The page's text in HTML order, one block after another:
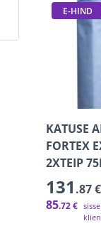
E-HIND
KATUSE
FORTEX
2XTEIP
131 .87 €
85.72 €